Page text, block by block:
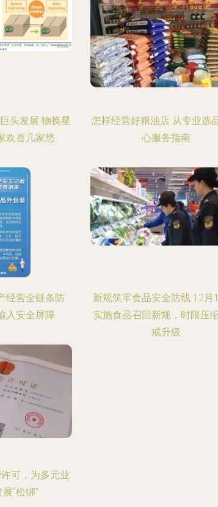
头发展 物换星
欢喜几家愁
怎样经营好粮油店 从专业选
心服务指南
经营全链条防
入安全屏障
新规筑牢食品安全防线 12月
实施食品召回新规，时限压
戒升级
可，为多元业
“松绑”